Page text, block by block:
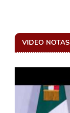
VIDEO NOTAS